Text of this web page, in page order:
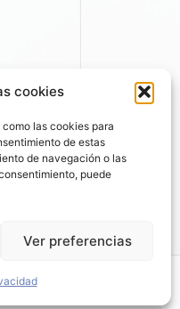
cookies
las cookies para
de estas
de navegación o las
puede
Ver preferencias